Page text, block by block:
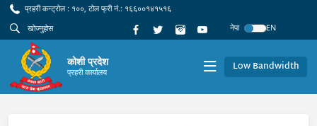
प्रहरी कन्ट्रोल : १००, टोल फ्री नं.: १६६००१४१५१६
नेपा
EN
कोशी प्रदेश
प्रहरी कार्यालय Low Bandwidth